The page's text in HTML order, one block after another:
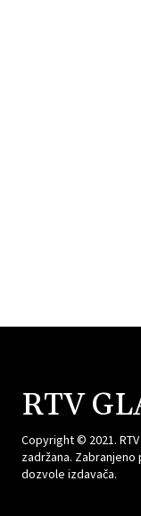
RTV
Copyright © 2021.
zadržana.
dozvole izdavača.